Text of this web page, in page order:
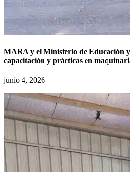
MARA y el Ministerio de Educación
capacitación y prácticas en
junio 4, 2026